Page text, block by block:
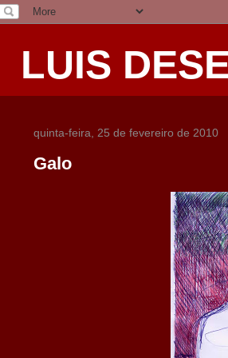
LUIS
quinta-feira, 25 de fevereiro de 2010
Galo